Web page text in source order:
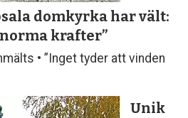
domkyrka harvält:
krafter”
• ”Inget tyder att vinden
Unik